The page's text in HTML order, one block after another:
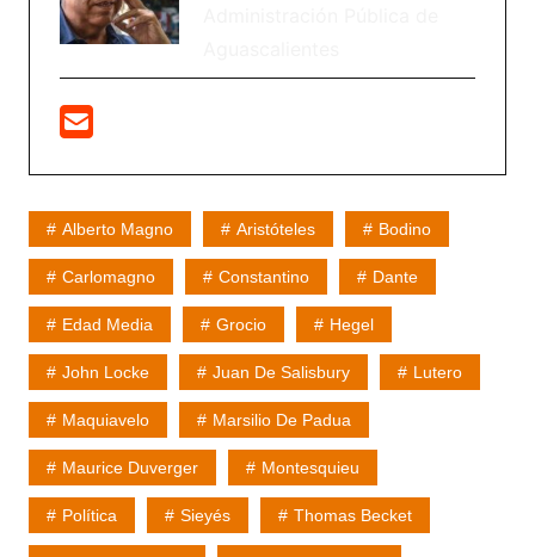
Alberto Magno Aristóteles Bodino
Carlomagno Constantino Dante
Edad Media Grocio Hegel
John Locke Juan De Salisbury Lutero
Maquiavelo Marsilio De Padua
Maurice Duverger Montesquieu
Política Sieyés Thomas Becket